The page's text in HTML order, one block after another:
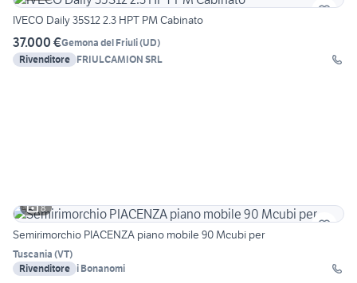
IVECO Daily 35S12 2.3 HPT PM Cabinato
37.000 €Gemona del Friuli(UD)
Rivenditore FRIULCAMION SRL
8
Semirimorchio PIACENZA piano mobile 90 Mcubi per
Tuscania (VT)
Rivenditore i Bonanomi